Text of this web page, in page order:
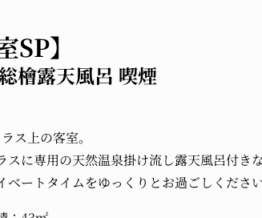
SP】
檜露天風呂 喫煙
ス上の客室。
スに専用の天然温泉掛け流し露天風呂付き
ベートタイムをゆっくりとお過ごしください